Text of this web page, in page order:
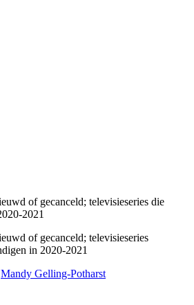
Mandy Gelling-Potharst